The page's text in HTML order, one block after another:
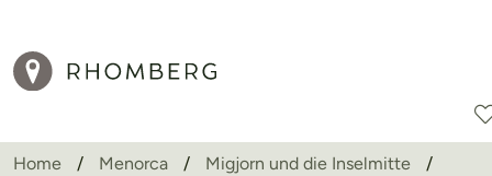
Home Menorca
Migjorn und die Inselmitte